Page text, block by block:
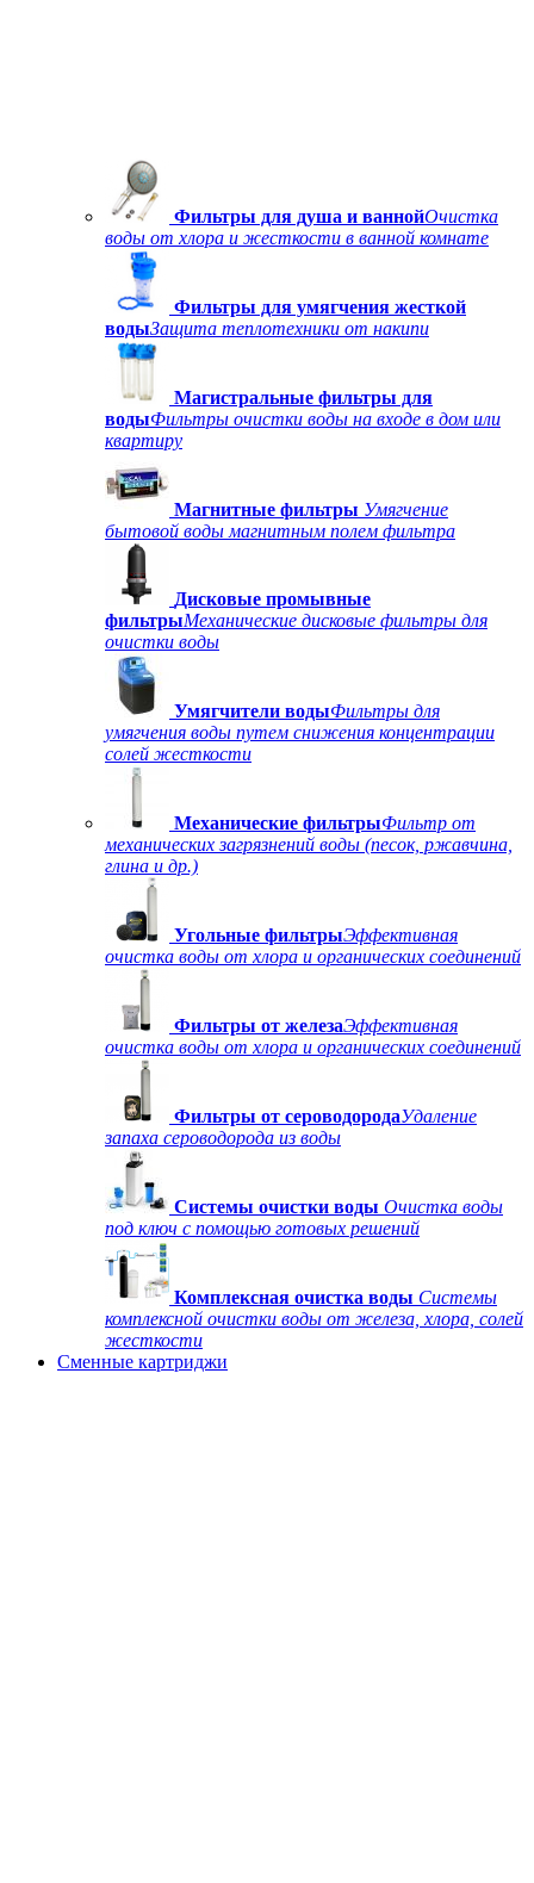
Фильтры для душа и ваннойОчистка
воды от хлора и жесткости в ванной комнате
Фильтры для умягчения жесткой
водыЗащита теплотехники от накипи
Магистральные фильтры для
водыФильтры очистки воды на входе в дом или
квартиру
Магнитные фильтры Умягчение
бытовой воды магнитным полем фильтра
Дисковые промывные
фильтрыМеханические дисковые фильтры для
очистки воды
Умягчители водыФильтры для
умягчения воды путем снижения концентрации
солей жесткости
Механические фильтрыФильтр от
механических загрязнений воды (песок, ржавчина,
глина и др.)
Угольные фильтрыЭффективная
очистка воды от хлора и органических соединений
Фильтры от железаЭффективная
очистка воды от хлора и органических соединений
Фильтры от сероводородаУдаление
запаха сероводорода из воды
Системы очистки воды Очистка воды
под ключ с помощью готовых решений
Комплексная очистка воды Системы
комплексной очистки воды от железа, хлора, солей
жесткости
Сменные картриджи